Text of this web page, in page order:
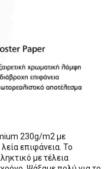
230g/m2 με
επιφάνεια. Το
με τέλεια